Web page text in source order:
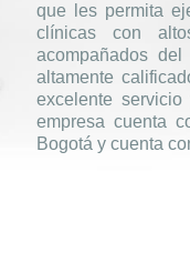
que les permita
clínicas con
acompañados
altamente
excelente
empresa cuenta
Bogotá y cuenta